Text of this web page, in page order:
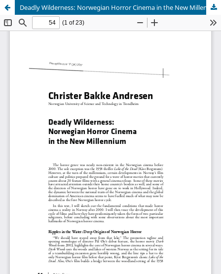
Deadly Wilderness: Norwegian Horror Cinema in the New Millennium